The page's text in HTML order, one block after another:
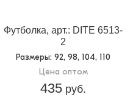
Футболка, арт.: DITE 6513-
2
Размеры: 92, 98, 104, 110
Цена оптом
435 руб.